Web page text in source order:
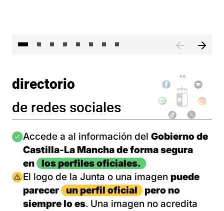
directorio
de redes sociales
Imagen
Accede a al información del Gobierno de
Castilla-La Mancha de forma segura
en
los perfiles oficiales.
Imagen
El logo de la Junta o una imagen puede
parecer
un perfil oficial
pero no
siempre lo es. Una imagen no acredita